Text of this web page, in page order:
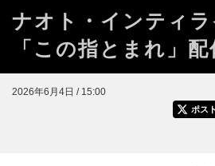
ナオト・インティラ
「この指とまれ」
2026年6月4日 / 15:00
ポスト